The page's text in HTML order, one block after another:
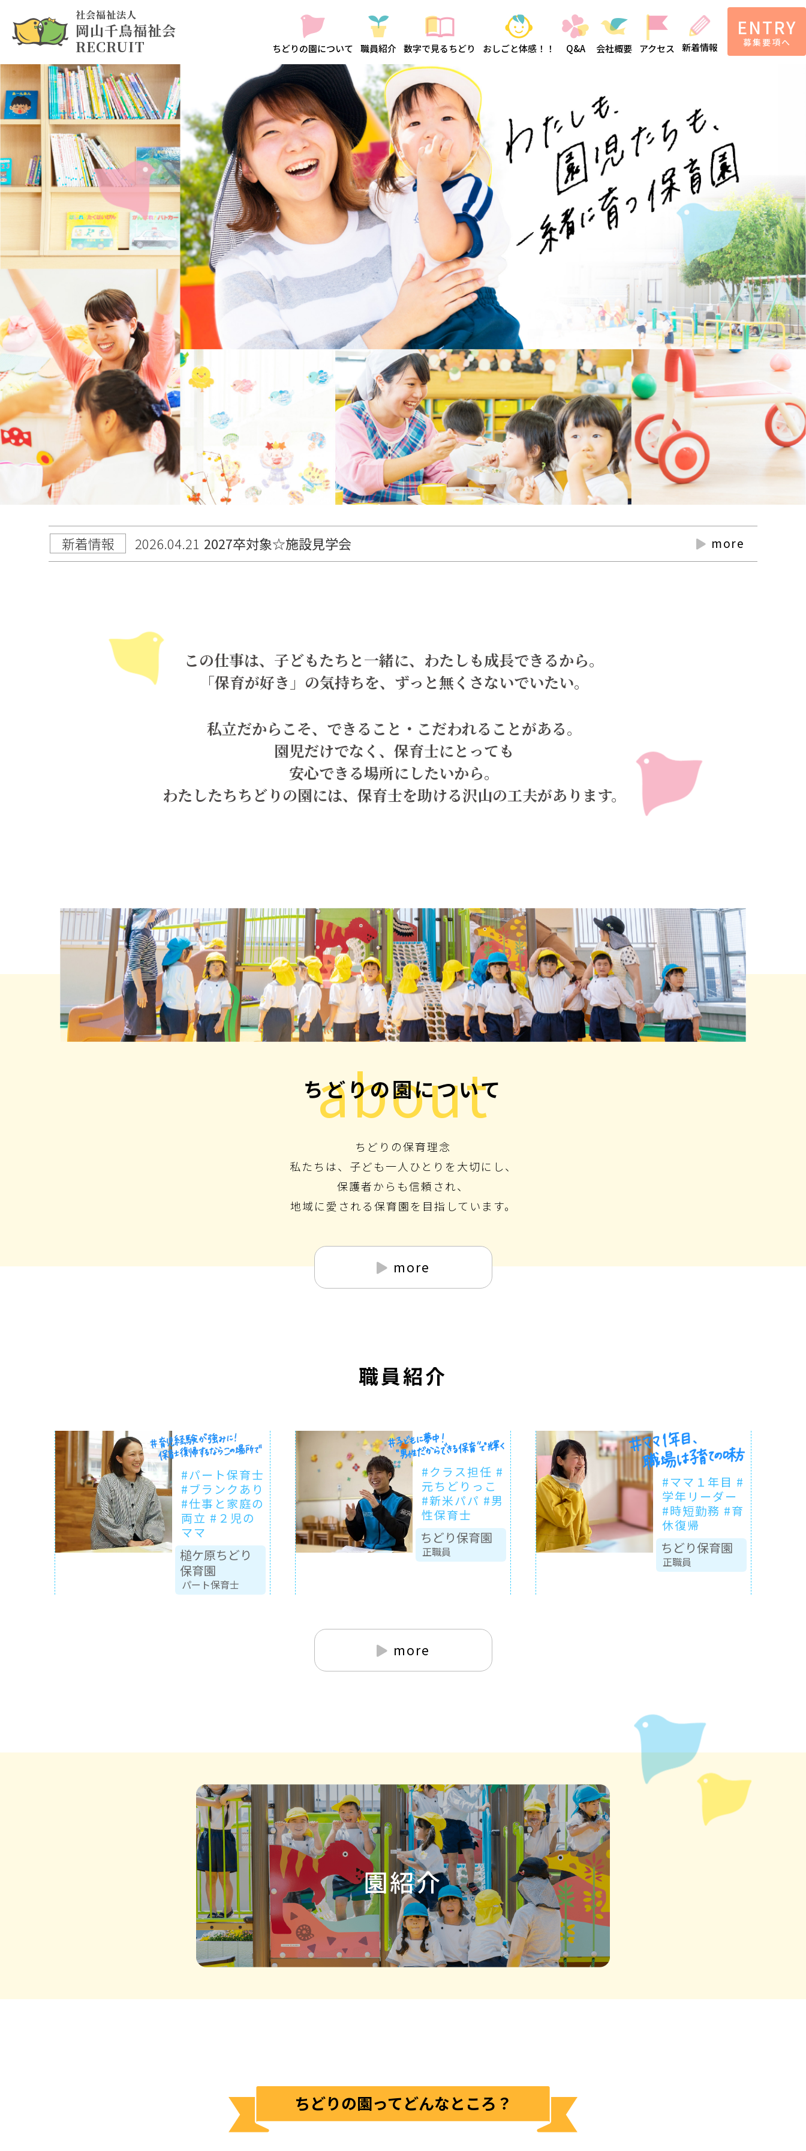
社会福祉法人
岡山千鳥福祉会
RECRUIT
ちどりの園について 職員紹介 数字で見るちどり おしごと体感！！ Q&A 会社概要 アクセス 新着情報
ENTRY
募集要項へ
新着情報 2026.04.21 2027卒対象☆施設見学会 more
この仕事は、子どもたちと一緒に、 わたしも成長できるから。
「保育が好き」の気持ちを、 ずっと無くさないでいたい。
私立だからこそ、 できること・こだわれることがある。
園児だけでなく、保育士にとっても
安心できる場所にしたいから。
わたしたちちどりの園には、 保育士を助ける沢山の工夫があります。
ちどりの園について
about
ちどりの保育理念
私たちは、子ども一人ひとりを大切にし、
保護者からも信頼され、
地域に愛される保育園を目指しています。
more
職員紹介
#パート保育士
#ブランクあり
#仕事と家庭の
両立 #２児の
ママ
槌ケ原ちどり
保育園
パート保育士
#クラス担任 #
元ちどりっこ
#新米パパ #男
性保育士
ちどり保育園
正職員
#ママ１年目 #
学年リーダー
#時短勤務 #育
休復帰
ちどり保育園
正職員
more
園紹介
ちどりの園ってどんなところ？